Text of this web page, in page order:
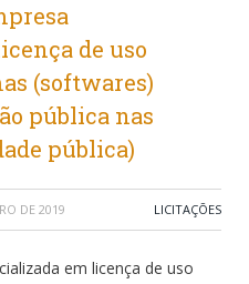
de uso
(softwares)
pública nas
pública)
DE 2019 LICITAÇÕES
em licença de uso